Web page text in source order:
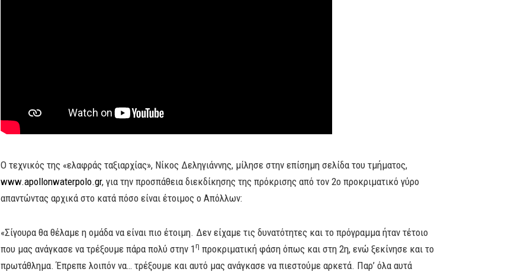
Ο τεχνικός της «ελαφράς ταξιαρχίας», Νίκος Δεληγιάννης, μίλησε στην επίσημη σελίδα του τμήματος,
www.apollonwaterpolo.gr, για την προσπάθεια διεκδίκησης της πρόκρισης από τον 2ο προκριματικό γύρο
απαντώντας αρχικά στο κατά πόσο είναι έτοιμος ο Απόλλων:
«Σίγουρα θα θέλαμε η ομάδα να είναι πιο έτοιμη. Δεν είχαμε τις δυνατότητες και το πρόγραμμα ήταν τέτοιο
που μας ανάγκασε να τρέξουμε πάρα πολύ στην 1η προκριματική φάση όπως και στη 2η, ενώ ξεκίνησε και το
πρωτάθλημα. Έπρεπε λοιπόν να… τρέξουμε και αυτό μας ανάγκασε να πιεστούμε αρκετά. Παρ’ όλα αυτά